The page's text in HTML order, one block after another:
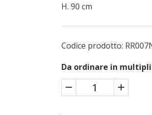
H. 90 cm
Codice prodotto:
Da ordinare in